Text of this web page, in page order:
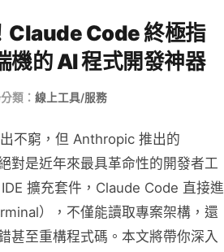
Claude Code 終極指
機的 AI 程式開發神器
分類： 線上工具/服務
不窮，但 Anthropic 推出的
對是近年來最具革命性的開發者工
擴充套件，Claude Code 直接進
），不僅能讀取專案架構，還
甚至重構程式碼。本文將帶你深入